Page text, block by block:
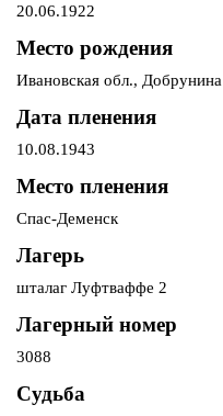
20.06.1922
Место рождения
Ивановская обл., Добрунина
Дата пленения
10.08.1943
Место пленения
Спас-Деменск
Лагерь
шталаг Луфтваффе 2
Лагерный номер
3088
Судьба